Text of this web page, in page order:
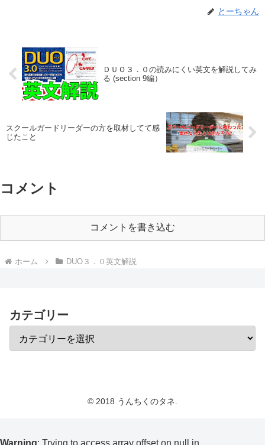
とーちゃん
ＤＵＯ３．０の読みにくい英文を解説してみ
る (section 9編）
スクールガードリーダーの方を取材してて感
じたこと
コメント
コメントを書き込む
ホーム DUO３．０英文解説
カテゴリー
© 2018 うんちくのタネ.
Warning: Trying to access array offset on null in